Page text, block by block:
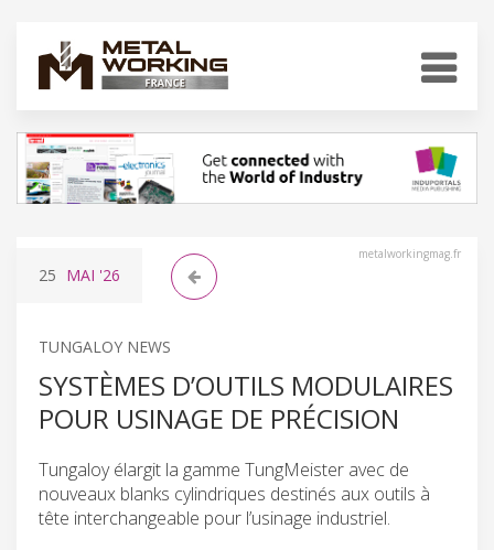
metalworkingmag.fr
25 MAI '26
TUNGALOY NEWS
SYSTÈMES D’OUTILS MODULAIRES
POUR USINAGE DE PRÉCISION
Tungaloy élargit la gamme TungMeister avec de
nouveaux blanks cylindriques destinés aux outils à
tête interchangeable pour l’usinage industriel.